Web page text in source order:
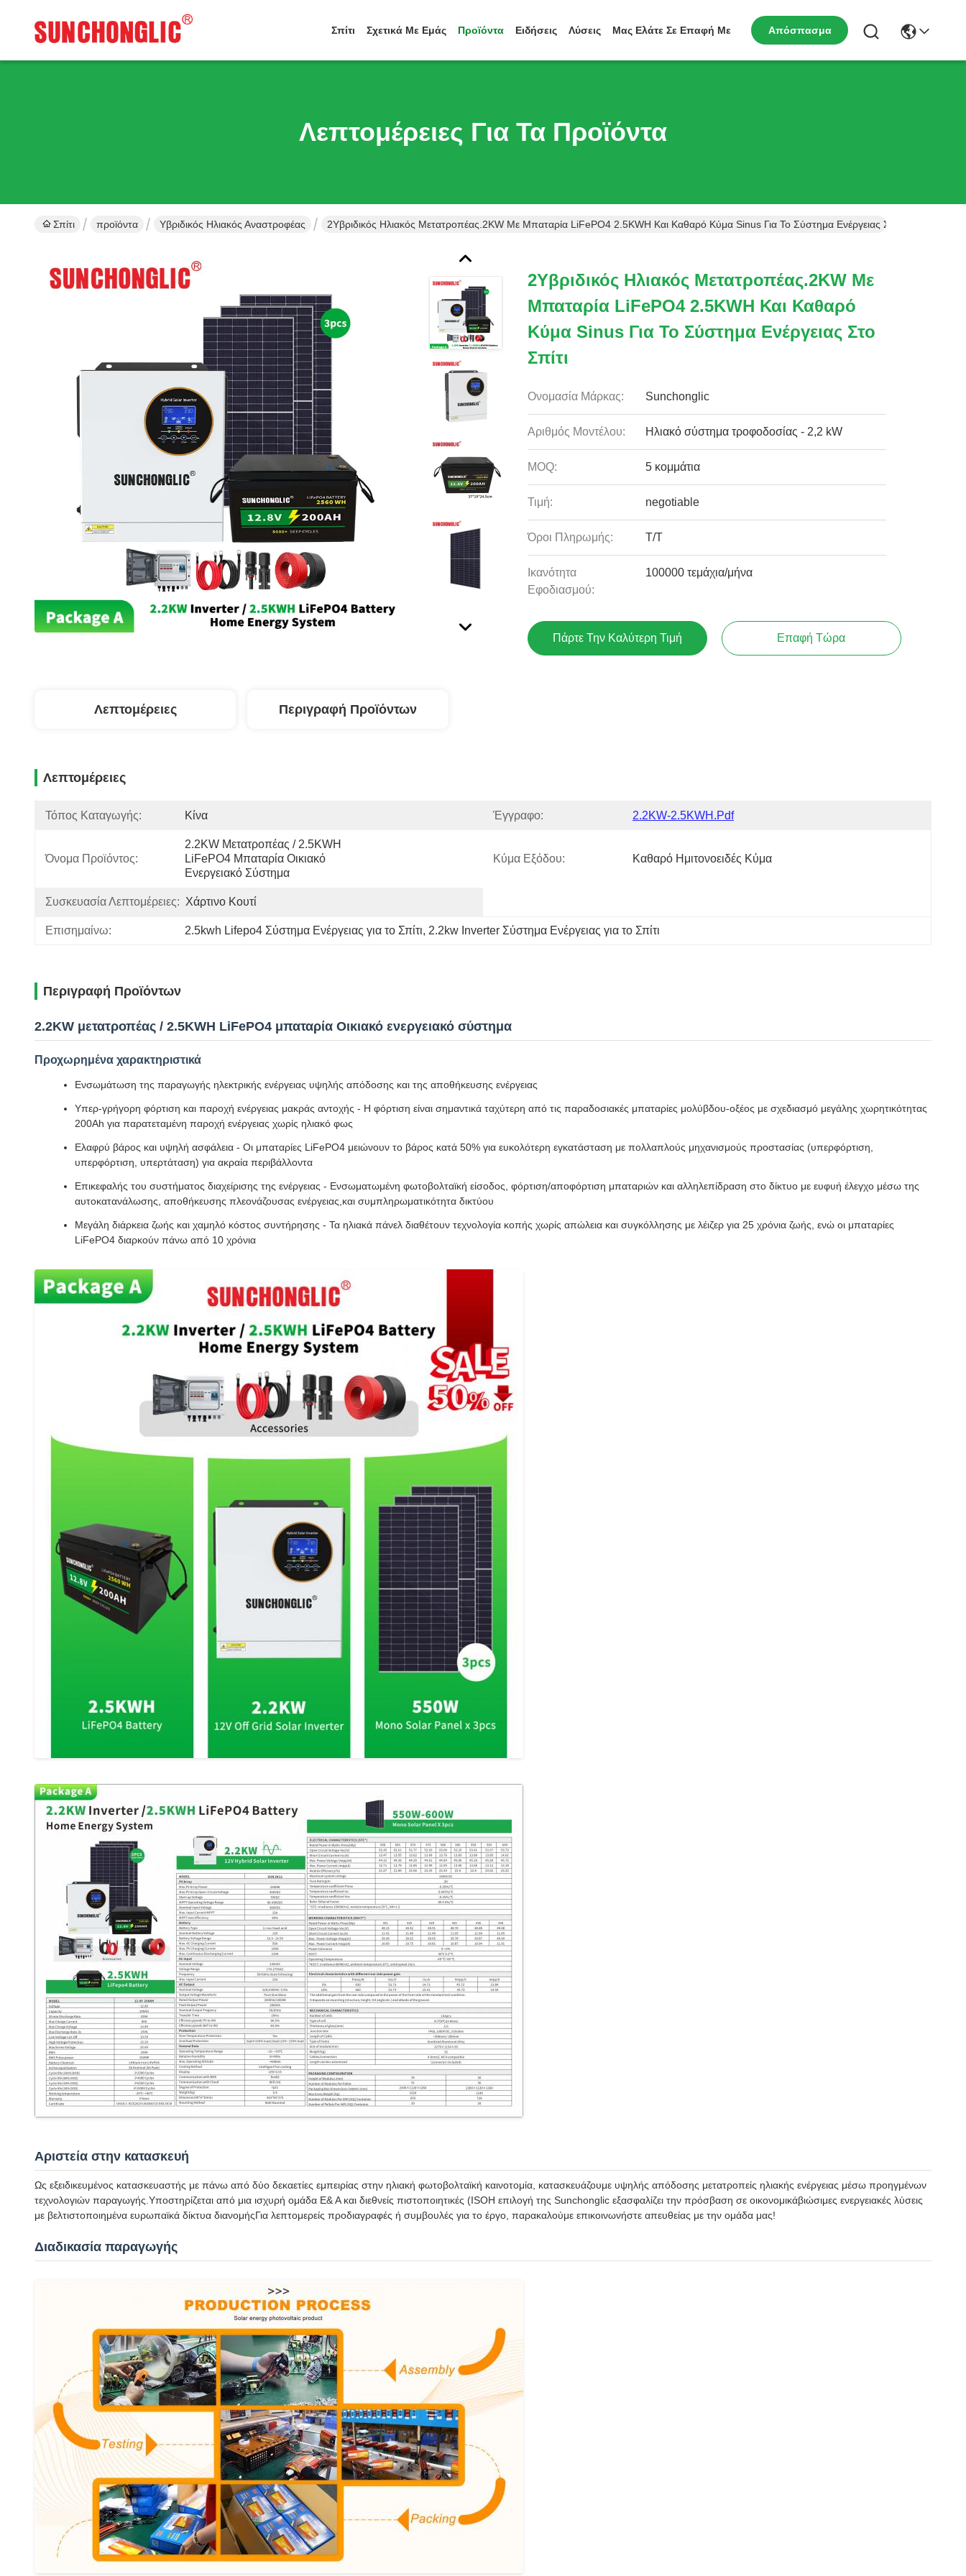
Σπίτι Σχετικά Με Εμάς Προϊόντα Ειδήσεις Λύσεις Μας Ελάτε Σε Επαφή Με Απόσπασμα
Λεπτομέρειες Για Τα Προϊόντα
Σπίτι προϊόντα Υβριδικός Ηλιακός Αναστροφέας 2Υβριδικός Ηλιακός Μετατροπέας.2KW Με Μπαταρία LiFePO4 2.5KWH Και Καθαρό Κύμα Sinus Για Το Σύστημα Ενέργειας Στο Σπίτι
2Υβριδικός Ηλιακός Μετατροπέας.2KW Με
Μπαταρία LiFePO4 2.5KWH Και Καθαρό
Κύμα Sinus Για Το Σύστημα Ενέργειας Στο
Σπίτι
Ονομασία Μάρκας: Sunchonglic
Αριθμός Μοντέλου: Ηλιακό σύστημα τροφοδοσίας - 2,2 kW
MOQ: 5 κομμάτια
Τιμή: negotiable
Όροι Πληρωμής: Τ/Τ
Ικανότητα
Εφοδιασμού:
100000 τεμάχια/μήνα
Πάρτε Την Καλύτερη Τιμή Επαφή Τώρα
Λεπτομέρειες Περιγραφή Προϊόντων
Λεπτομέρειες
Τόπος Καταγωγής: Κίνα Έγγραφο: 2.2KW-2.5KWH.pdf
Όνομα Προϊόντος:
2.2KW Μετατροπέας / 2.5KWH
LiFePO4 Μπαταρία Οικιακό
Ενεργειακό Σύστημα
Κύμα Εξόδου: Καθαρό Ημιτονοειδές Κύμα
Συσκευασία Λεπτομέρειες: Χάρτινο Κουτί
Επισημαίνω: 2.5kwh Lifepo4 Σύστημα Ενέργειας για το Σπίτι, 2.2kw Inverter Σύστημα Ενέργειας για το Σπίτι
Περιγραφή Προϊόντων
2.2KW μετατροπέας / 2.5KWH LiFePO4 μπαταρία Οικιακό ενεργειακό σύστημα
Προχωρημένα χαρακτηριστικά
Ενσωμάτωση της παραγωγής ηλεκτρικής ενέργειας υψηλής απόδοσης και της αποθήκευσης ενέργειας
Υπερ-γρήγορη φόρτιση και παροχή ενέργειας μακράς αντοχής - Η φόρτιση είναι σημαντικά ταχύτερη από τις παραδοσιακές μπαταρίες μολύβδου-οξέος με σχεδιασμό μεγάλης χωρητικότητας
200Ah για παρατεταμένη παροχή ενέργειας χωρίς ηλιακό φως
Ελαφρύ βάρος και υψηλή ασφάλεια - Οι μπαταρίες LiFePO4 μειώνουν το βάρος κατά 50% για ευκολότερη εγκατάσταση με πολλαπλούς μηχανισμούς προστασίας (υπερφόρτιση,
υπερφόρτιση, υπερτάταση) για ακραία περιβάλλοντα
Επικεφαλής του συστήματος διαχείρισης της ενέργειας - Ενσωματωμένη φωτοβολταϊκή είσοδος, φόρτιση/αποφόρτιση μπαταριών και αλληλεπίδραση στο δίκτυο με ευφυή έλεγχο μέσω της
αυτοκατανάλωσης, αποθήκευσης πλεονάζουσας ενέργειας,και συμπληρωματικότητα δικτύου
Μεγάλη διάρκεια ζωής και χαμηλό κόστος συντήρησης - Τα ηλιακά πάνελ διαθέτουν τεχνολογία κοπής χωρίς απώλεια και συγκόλλησης με λέιζερ για 25 χρόνια ζωής, ενώ οι μπαταρίες
LiFePO4 διαρκούν πάνω από 10 χρόνια
Αριστεία στην κατασκευή
Ως εξειδικευμένος κατασκευαστής με πάνω από δύο δεκαετίες εμπειρίας στην ηλιακή φωτοβολταϊκή καινοτομία, κατασκευάζουμε υψηλής απόδοσης μετατροπείς ηλιακής ενέργειας μέσω προηγμένων
τεχνολογιών παραγωγής.Υποστηρίζεται από μια ισχυρή ομάδα Ε& Α και διεθνείς πιστοποιητικές (ISOΗ επιλογή της Sunchonglic εξασφαλίζει την πρόσβαση σε οικονομικάβιώσιμες ενεργειακές λύσεις
με βελτιστοποιημένα ευρωπαϊκά δίκτυα διανομήςΓια λεπτομερείς προδιαγραφές ή συμβουλές για το έργο, παρακαλούμε επικοινωνήστε απευθείας με την ομάδα μας!
Διαδικασία παραγωγής